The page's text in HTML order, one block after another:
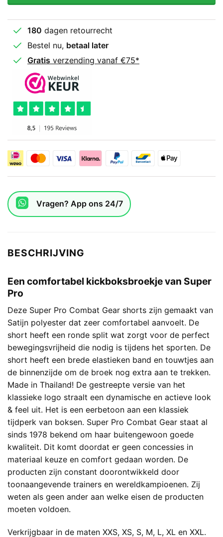
180 dagen retourrecht
Bestel nu, betaal later
Gratis verzending vanaf €75*
Vragen? App ons 24/7
BESCHRIJVING
Een comfortabel kickboksbroekje van Super
Pro
Deze Super Pro Combat Gear shorts zijn gemaakt van
Satijn polyester dat zeer comfortabel aanvoelt. De
short heeft een ronde split wat zorgt voor de perfect
bewegingsvrijheid die nodig is tijdens het sporten. De
short heeft een brede elastieken band en touwtjes aan
de binnenzijde om de broek nog extra aan te trekken.
Made in Thailand! De gestreepte versie van het
klassieke logo straalt een dynamische en actieve look
& feel uit. Het is een eerbetoon aan een klassiek
tijdperk van boksen. Super Pro Combat Gear staat al
sinds 1978 bekend om haar buitengewoon goede
kwaliteit. Dit komt doordat er geen concessies in
materiaal keuze en comfort gedaan worden. De
producten zijn constant doorontwikkeld door
toonaangevende trainers en wereldkampioenen. Zij
weten als geen ander aan welke eisen de producten
moeten voldoen.
Verkrijgbaar in de maten XXS, XS, S, M, L, XL en XXL.